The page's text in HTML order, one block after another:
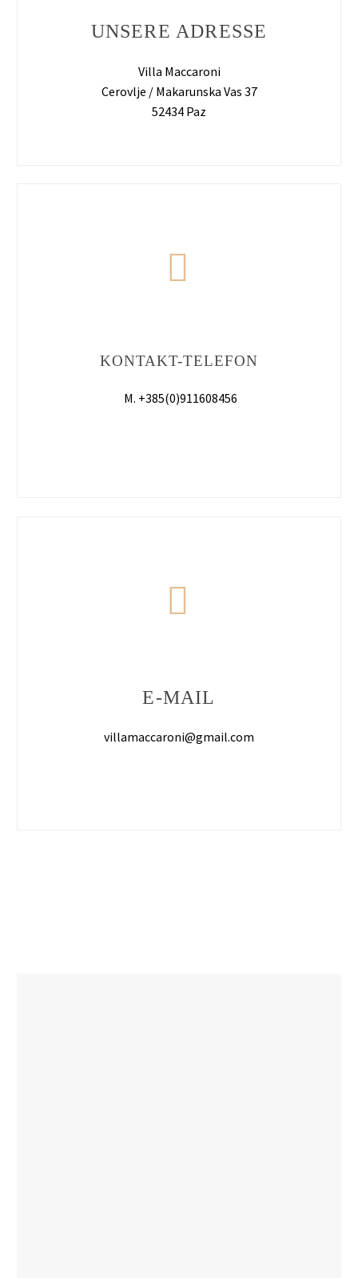
UNSERE ADRESSE
Villa Maccaroni
Cerovlje / Makarunska Vas 37
52434 Paz


KONTAKT-TELEFON
M. +385(0)911608456


E-MAIL
villamaccaroni@gmail.com